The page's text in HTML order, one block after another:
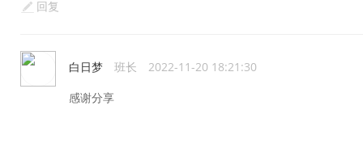
回复
白日梦 班长 2022-11-20 18:21:30
感谢分享